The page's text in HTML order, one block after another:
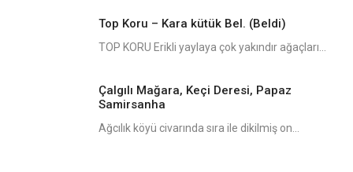
Top Koru – Kara kütük Bel. (Beldi)
TOP KORU Erikli yaylaya çok yakındır ağaçları...
Çalgılı Mağara, Keçi Deresi, Papaz
Samirsanha
Ağcılık köyü civarında sıra ile dikilmiş on...